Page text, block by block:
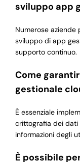
sviluppo app
Numerose aziende
sviluppo di app
supporto continuo.
Come
gestionale
È essenziale
crittografia dei dati
informazioni degli
È possibile